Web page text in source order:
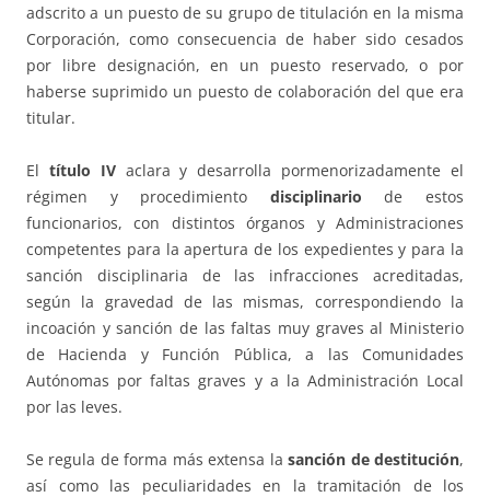
adscrito a un puesto de su grupo de titulación en la misma
Corporación, como consecuencia de haber sido cesados
por libre designación, en un puesto reservado, o por
haberse suprimido un puesto de colaboración del que era
titular.
El título IVaclara y desarrolla pormenorizadamente el
régimen y procedimiento disciplinario de estos
funcionarios, con distintos órganos y Administraciones
competentes para la apertura de los expedientes y para la
sanción disciplinaria de las infracciones acreditadas,
según la gravedad de las mismas, correspondiendo la
incoación y sanción de las faltas muy graves al Ministerio
de Hacienda y Función Pública, a las Comunidades
Autónomas por faltas graves y a la Administración Local
por las leves.
Se regula de forma más extensa lasanción de destitución,
así como las peculiaridades en la tramitación de los